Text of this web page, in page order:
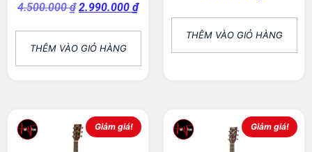
4.500.000₫ 2.990.000 ₫
THÊM VÀO GIỎ HÀNG
THÊM VÀO GIỎ HÀNG
Giảm giá! Giảm giá!